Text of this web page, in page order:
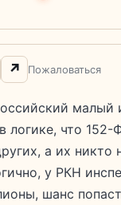
↗ Пожаловаться
малый
логике, что 152-
а их никто
у РКН
шанс